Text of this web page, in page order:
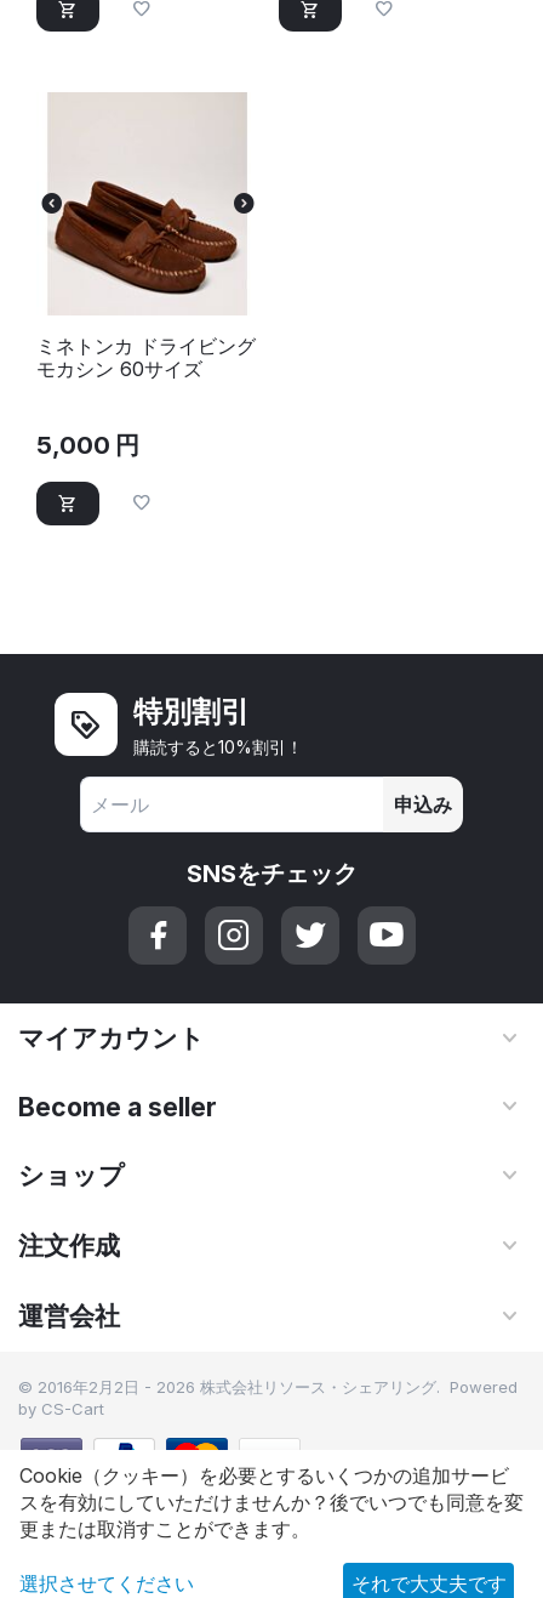
5,500 円
ミネトンカ ドライビング
モカシン 60サイズ
5,000 円
特別割引
購読すると10%割引！
申込み
SNSをチェック
マイアカウント
Become a seller
ショップ
注文作成
運営会社
© 2016年2月2日 - 2026 株式会社リソース・シェアリング. Powered
by CS-Cart
Cookie（クッキー）を必要とするいくつかの追加サービ
スを有効にしていただけませんか？後でいつでも同意を変
更または取消すことができます。
選択させてください それで大丈夫です